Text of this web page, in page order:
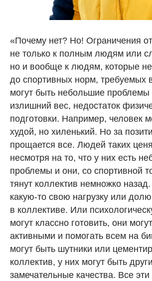
«Почему нет? Но! Ограничения
не только к полным людям или
но и вообще к людям, которые
до спортивных норм, требуемых
могут быть небольшие проблемы
излишний вес, недостаток
подготовки. Например, человек
худой, но хиленький. Но за
прощается все. Людей таких
несмотря на то, что у них есть
проблемы и они, со спортивной
тянут коллектив немножко
какую-то свою нагрузку или долю
в коллективе. Или
могут классно готовить, они
активными и помогать всем на
могут быть шутники или
коллектив, у них могут быть
замечательные качества. Все эти